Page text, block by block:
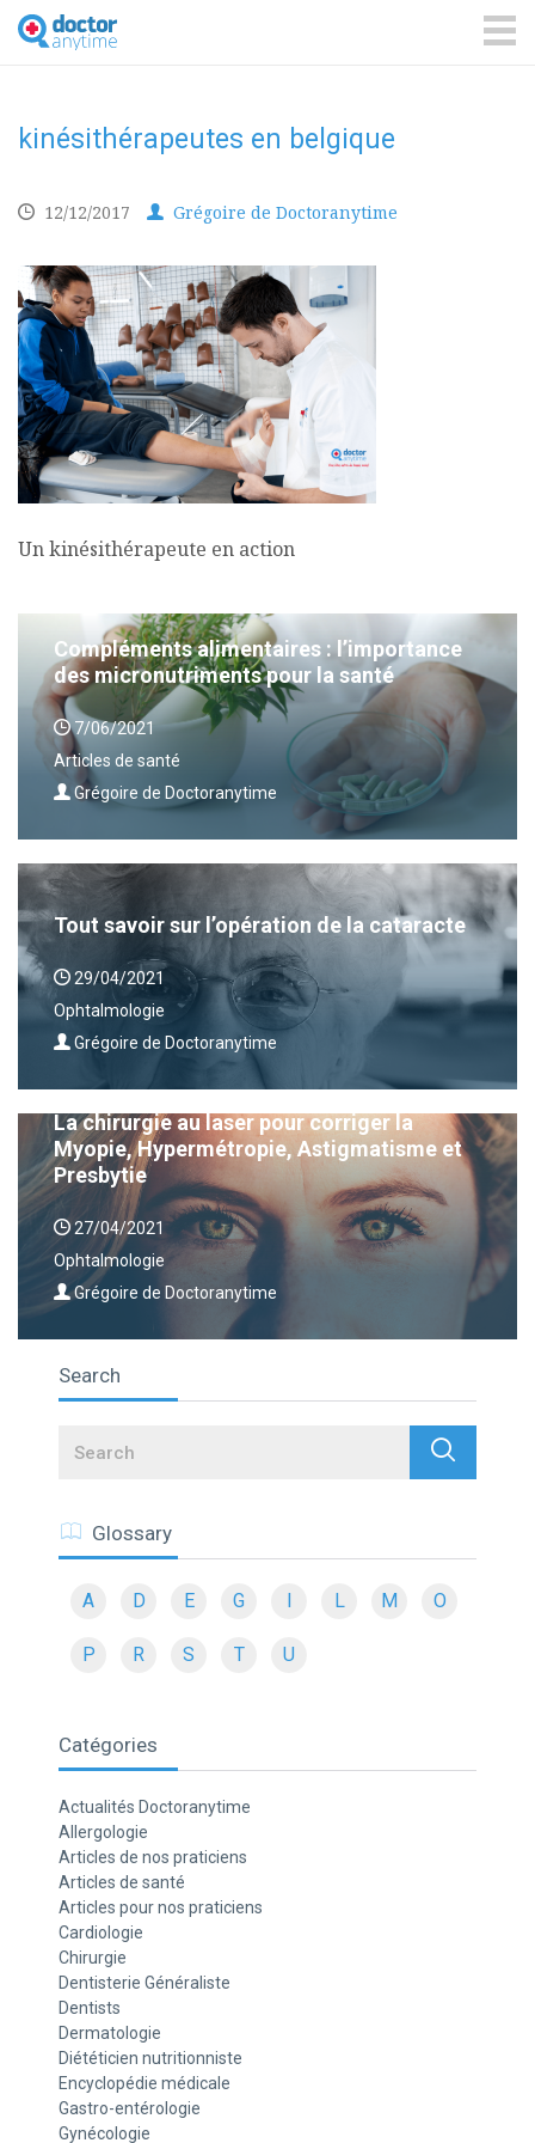
DoctorAnyTime
You
are
kinésithérapeutes en belgique
12/12/2017 Grégoire de Doctoranytime
Un kinésithérapeute en action
Compléments alimentaires : l’importance
des micronutriments pour la santé
7/06/2021
Articles de santé
Grégoire de Doctoranytime
Tout savoir sur l’opération de la cataracte
29/04/2021
Ophtalmologie
Grégoire de Doctoranytime
La chirurgie au laser pour corriger la
Myopie, Hypermétropie, Astigmatisme et
Presbytie
27/04/2021
Ophtalmologie
Grégoire de Doctoranytime
Search
Search
Glossary
A D E G L M O
P R S T U
Catégories
Actualités Doctoranytime
Allergologie
Articles de nos praticiens
Articles de santé
Articles pour nos praticiens
Cardiologie
Chirurgie
Dentisterie Généraliste
Dentists
Dermatologie
Diététicien nutritionniste
Encyclopédie médicale
Gastro-entérologie
Gynécologie